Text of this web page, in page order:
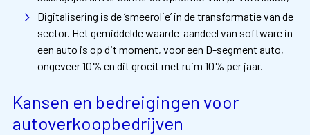
Digitalisering is de ‘smeerolie’ in de transformatie van de
sector. Het gemiddelde waarde-aandeel van software in
een auto is op dit moment, voor een D-segment auto,
ongeveer 10% en dit groeit met ruim 10% per jaar.
Kansen en bedreigingen voor
autoverkoopbedrijven